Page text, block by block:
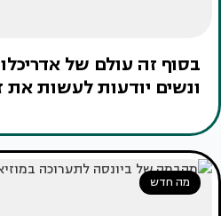
בסוף זה עולם של
ונשים יודעות לעשות את
מה חדש